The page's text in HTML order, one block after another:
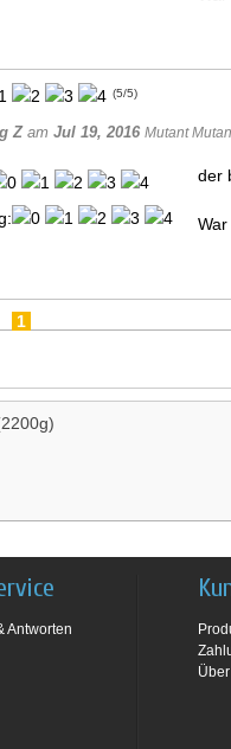
(5/5)
Zam Jul 19, 2016 Mutant
der
1
Antworten